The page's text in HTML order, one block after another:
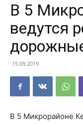
В 5
ведутся
15.09.2019
В 5 Микрорайоне